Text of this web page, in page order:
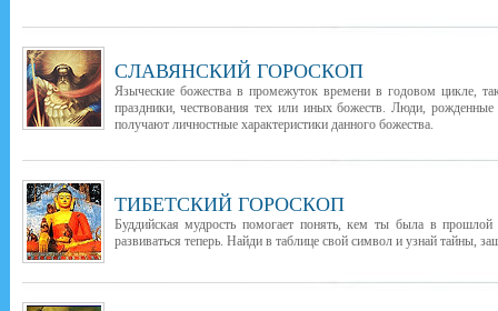
СЛАВЯНСКИЙ ГОРОСКОП
Языческие божества в промежуток времени в годовом цикле,
праздники, чествования тех или иных божеств. Люди,
получают личностные характеристики данного божества.
ТИБЕТСКИЙ ГОРОСКОП
Буддийская мудрость помогает понять, кем ты была в
развиваться теперь. Найди в таблице свой символ и узнай тайны,